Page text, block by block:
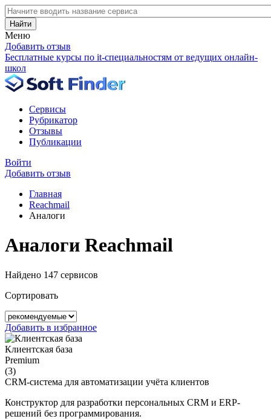
Найти
Меню
Добавить отзыв
Бесплатные курсы по it-специальностям от ведущих онлайн-
школ
Сервисы
Рубрикатор
Отзывы
Публикации
Войти
Добавить отзыв
Главная
Reachmail
Аналоги
Аналоги Reachmail
Найдено 147 сервисов
Сортировать
Добавить в избранное
Клиентская база
Premium
(3)
CRM-система для автоматизации учёта клиентов
Конструктор для разработки персональных CRM и ERP-
решений без программирования.